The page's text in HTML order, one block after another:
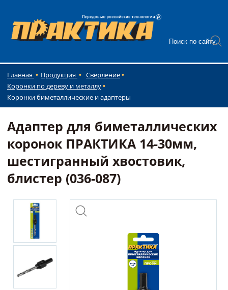
Главная Продукция
Сверление
Коронки по дереву и металлу
Коронки биметаллические и адаптеры
Адаптер для биметаллических
коронок ПРАКТИКА 14-30мм,
шестигранный хвостовик,
блистер (036-087)